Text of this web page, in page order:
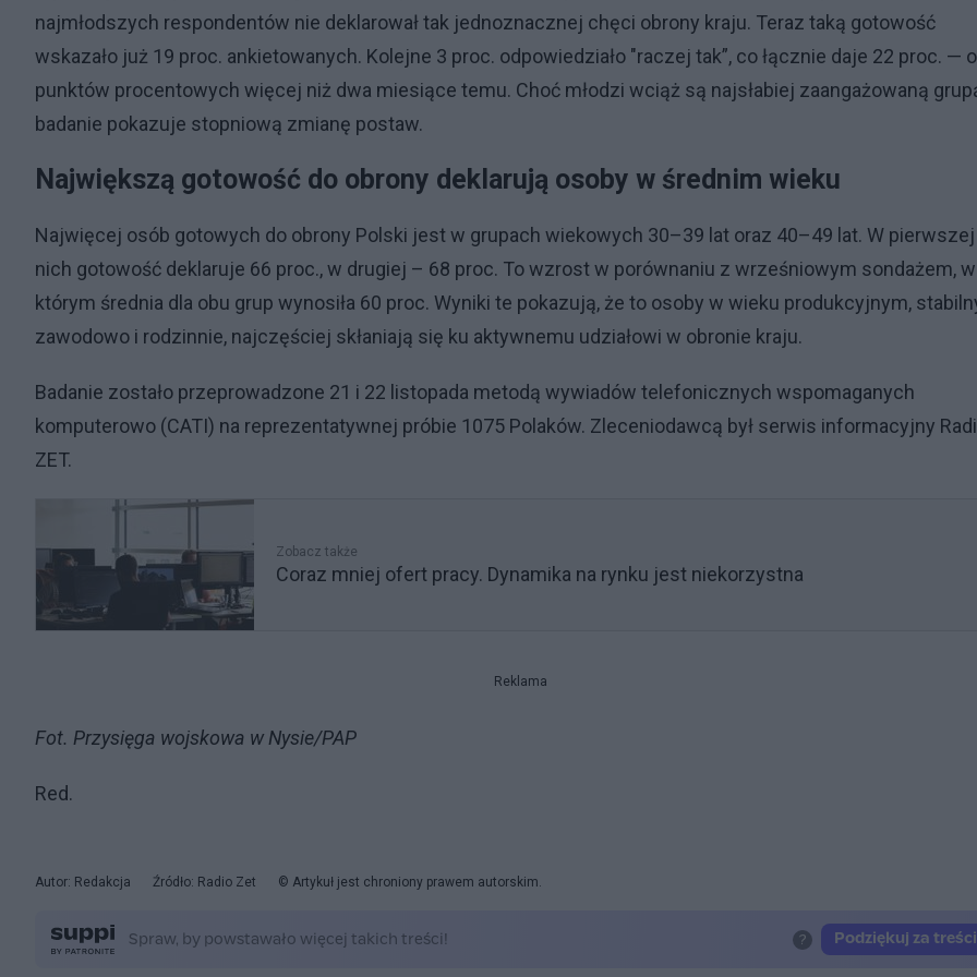
najmłodszych respondentów nie deklarował tak jednoznacznej chęci obrony kraju. Teraz taką gotowość
wskazało już 19 proc. ankietowanych. Kolejne 3 proc. odpowiedziało "raczej tak”, co łącznie daje 22 proc. —
punktów procentowych więcej niż dwa miesiące temu. Choć młodzi wciąż są najsłabiej zaangażowaną
badanie pokazuje stopniową zmianę postaw.
Największą gotowość do obrony deklarują osoby w średnim wieku
Najwięcej osób gotowych do obrony Polski jest w grupach wiekowych 30–39 lat oraz 40–49 lat. W
nich gotowość deklaruje 66 proc., w drugiej – 68 proc. To wzrost w porównaniu z wrześniowym sondażem, w
którym średnia dla obu grup wynosiła 60 proc. Wyniki te pokazują, że to osoby w wieku produkcyjnym,
zawodowo i rodzinnie, najczęściej skłaniają się ku aktywnemu udziałowi w obronie kraju.
Badanie zostało przeprowadzone 21 i 22 listopada metodą wywiadów telefonicznych wspomaganych
komputerowo (CATI) na reprezentatywnej próbie 1075 Polaków. Zleceniodawcą był serwis informacyjny
ZET.
Zobacz także
Coraz mniej ofert pracy. Dynamika na rynku jest niekorzystna
Reklama
Fot. Przysięga wojskowa w Nysie/PAP
Red.
Autor: Redakcja Źródło: Radio Zet © Artykuł jest chroniony prawem autorskim.